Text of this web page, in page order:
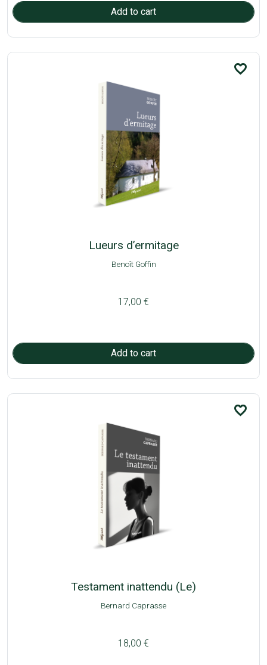
favorite_border
Lueurs d’ermitage
Benoît Goffin
17,00 €
favorite_border
Testament inattendu (Le)
Bernard Caprasse
18,00 €